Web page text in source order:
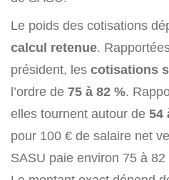
Le poids des cotisations
calcul retenue.
président, les cotisations
l’ordre de 75 à 82 %.
elles tournent autour de 54
pour 100 € de salaire net
SASU paie environ 75 à